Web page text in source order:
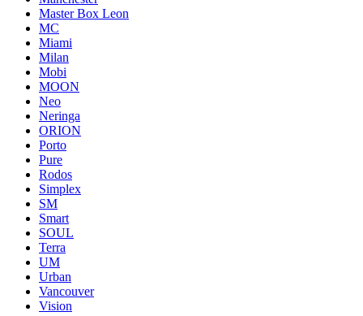
Master Box Leon
MC
Miami
Milan
Mobi
MOON
Neo
Neringa
ORION
Porto
Pure
Rodos
Simplex
SM
Smart
SOUL
Terra
UM
Urban
Vancouver
Vision